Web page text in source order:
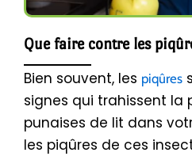
Que faire contre les
Bien souvent, les piqûres
signes qui trahissent la
punaises de lit dans
les piqûres de ces